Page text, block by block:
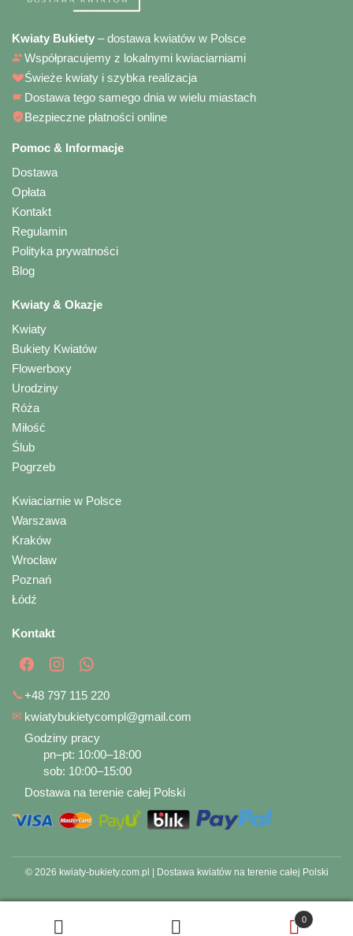
Kwiaty Bukiety – dostawa kwiatów w Polsce
Współpracujemy z lokalnymi kwiaciarniami
Świeże kwiaty i szybka realizacja
Dostawa tego samego dnia w wielu miastach
Bezpieczne płatności online
Pomoc & Informacje
Dostawa
Opłata
Kontakt
Regulamin
Polityka prywatności
Blog
Kwiaty & Okazje
Kwiaty
Bukiety Kwiatów
Flowerboxy
Urodziny
Róża
Miłość
Ślub
Pogrzeb
Kwiaciarnie w Polsce
Warszawa
Kraków
Wrocław
Poznań
Łódź
Kontakt
📞+48 797 115 220
✉ kwiatybukietycompl@gmail.com
Godziny pracy
pn–pt: 10:00–18:00
sob: 10:00–15:00
Dostawa na terenie całej Polski
0
© 2026 kwiaty-bukiety.com.pl | Dostawa kwiatów na terenie całej Polski